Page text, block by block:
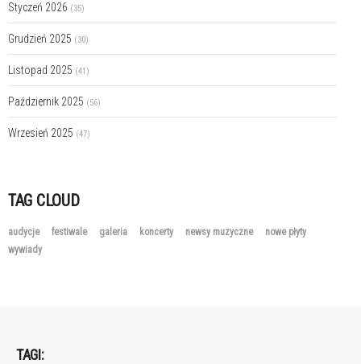
Styczeń 2026 (35)
Grudzień 2025 (30)
Listopad 2025 (41)
Październik 2025 (56)
Wrzesień 2025 (47)
TAG CLOUD
audycje festiwale galeria koncerty newsy muzyczne
nowe płyty
wywiady
TAGI: